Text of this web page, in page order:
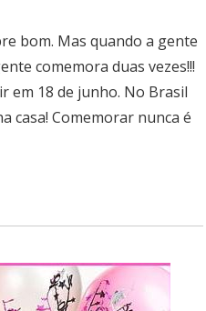
bom. Mas quando a gente
comemora duas vezes!!!
em 18 de junho. No Brasil
casa! Comemorar nunca é